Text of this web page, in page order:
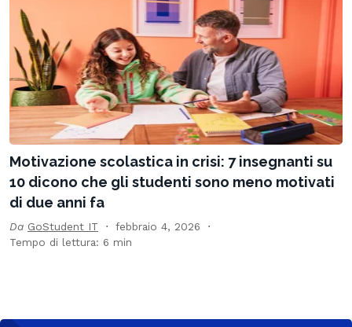
Motivazione scolastica in crisi: 7 insegnanti su
10 dicono che gli studenti sono meno motivati
di due anni fa
Da GoStudent IT
febbraio 4, 2026
Tempo di lettura: 6 min